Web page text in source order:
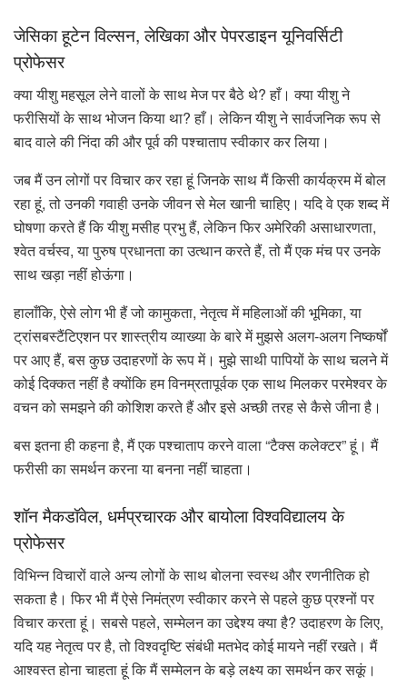
जेसिका हूटेन विल्सन, लेखिका और पेपरडाइन यूनिवर्सिटी
प्रोफेसर
क्या यीशु महसूल लेने वालों के साथ मेज पर बैठे थे? हाँ। क्या यीशु ने
फरीसियों के साथ भोजन किया था? हाँ। लेकिन यीशु ने सार्वजनिक रूप से
बाद वाले की निंदा की और पूर्व की पश्चाताप स्वीकार कर लिया।
जब मैं उन लोगों पर विचार कर रहा हूं जिनके साथ मैं किसी कार्यक्रम में बोल
रहा हूं, तो उनकी गवाही उनके जीवन से मेल खानी चाहिए। यदि वे एक शब्द में
घोषणा करते हैं कि यीशु मसीह प्रभु हैं, लेकिन फिर अमेरिकी असाधारणता,
श्वेत वर्चस्व, या पुरुष प्रधानता का उत्थान करते हैं, तो मैं एक मंच पर उनके
साथ खड़ा नहीं होऊंगा।
हालाँकि, ऐसे लोग भी हैं जो कामुकता, नेतृत्व में महिलाओं की भूमिका, या
ट्रांसबस्टैंटिएशन पर शास्त्रीय व्याख्या के बारे में मुझसे अलग-अलग निष्कर्षों
पर आए हैं, बस कुछ उदाहरणों के रूप में। मुझे साथी पापियों के साथ चलने में
कोई दिक्कत नहीं है क्योंकि हम विनम्रतापूर्वक एक साथ मिलकर परमेश्वर के
वचन को समझने की कोशिश करते हैं और इसे अच्छी तरह से कैसे जीना है।
बस इतना ही कहना है, मैं एक पश्चाताप करने वाला “टैक्स कलेक्टर” हूं। मैं
फरीसी का समर्थन करना या बनना नहीं चाहता।
शॉन मैकडॉवेल, धर्मप्रचारक और बायोला विश्वविद्यालय के
प्रोफेसर
विभिन्न विचारों वाले अन्य लोगों के साथ बोलना स्वस्थ और रणनीतिक हो
सकता है। फिर भी मैं ऐसे निमंत्रण स्वीकार करने से पहले कुछ प्रश्नों पर
विचार करता हूं। सबसे पहले, सम्मेलन का उद्देश्य क्या है? उदाहरण के लिए,
यदि यह नेतृत्व पर है, तो विश्वदृष्टि संबंधी मतभेद कोई मायने नहीं रखते। मैं
आश्वस्त होना चाहता हूं कि मैं सम्मेलन के बड़े लक्ष्य का समर्थन कर सकूं।